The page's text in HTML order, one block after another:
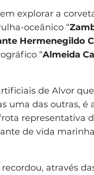
explorar a
oceânico “
Hermenegildo
“Almeida
de Alvor
uma das outras, é
representativa
de vida
através